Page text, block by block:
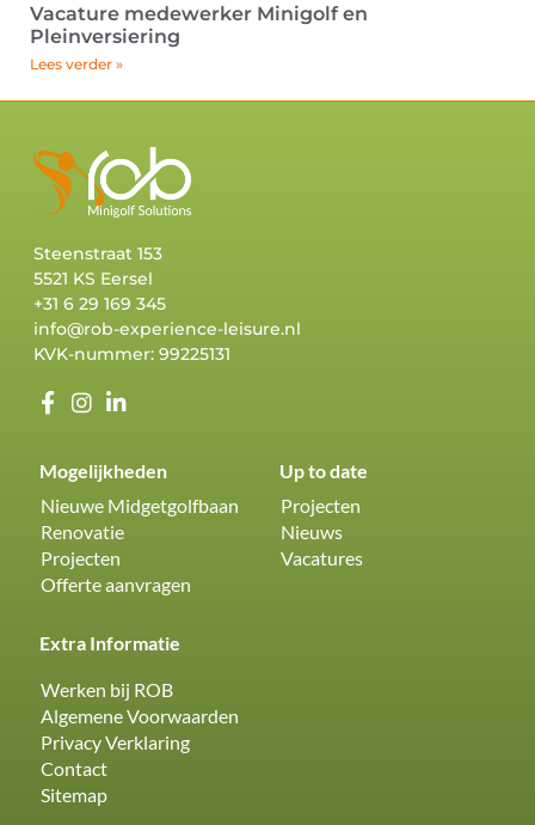
Vacature medewerker Minigolf en
Pleinversiering
Lees verder »
Steenstraat 153
5521 KS Eersel
+31 6 29 169 345
info@rob-experience-leisure.nl
KVK-nummer: 99225131
Mogelijkheden
Nieuwe Midgetgolfbaan
Renovatie
Projecten
Offerte aanvragen
Up to date
Projecten
Nieuws
Vacatures
Extra Informatie
Werken bij ROB
Algemene Voorwaarden
Privacy Verklaring
Contact
Sitemap